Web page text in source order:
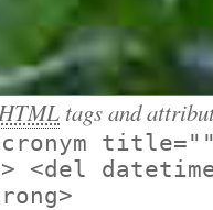
tags and
<del